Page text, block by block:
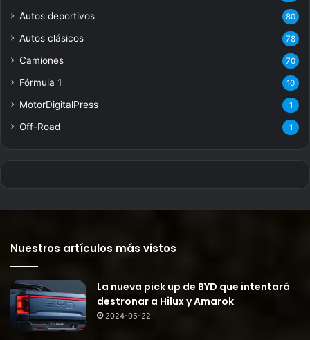
Autos deportivos 80
Autos clásicos 78
Camiones 70
Fórmula 1 10
MotorDigitalPress 1
Off-Road 1
Nuestros artículos más vistos
La nueva pick up de BYD que intentará
destronar a Hilux y Amarok
2024-05-22